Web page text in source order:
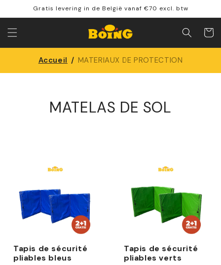
contenu
Gratis levering in de België vanaf €70 excl. btw
Panier
Accueil / MATERIAUX DE PROTECTION
MATELAS DE SOL
Tapis de sécurité
pliables bleus
Tapis de sécurité
pliables verts